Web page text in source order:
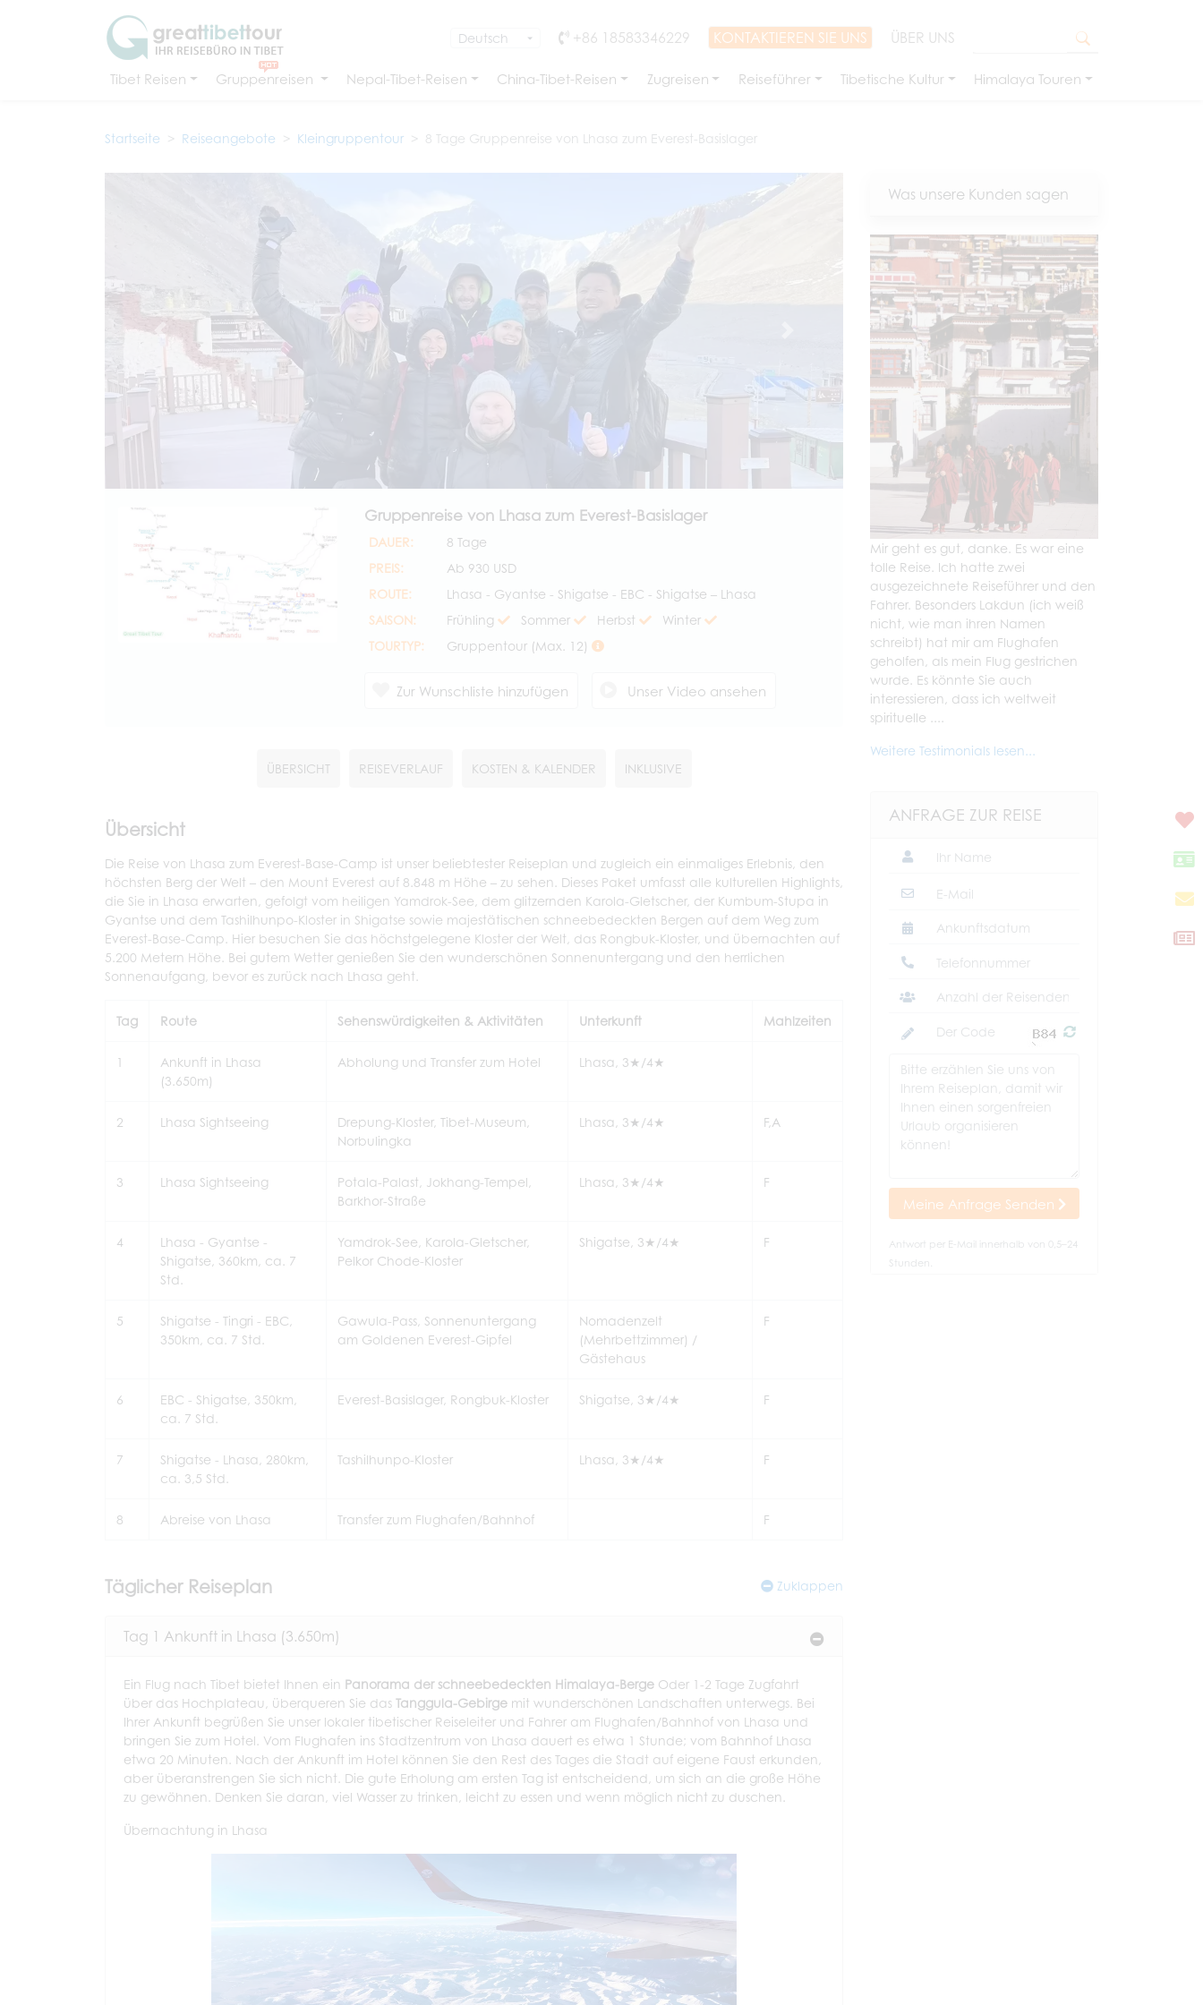
+86 18583346229 KONTAKTIEREN SIE UNS ÜBER UNS
Tibet Reisen Gruppenreisen Nepal-Tibet-Reisen China-Tibet-Reisen Zugreisen Reiseführer Tibetische Kultur Himalaya Touren
Startseite Reiseangebote Kleingruppentour 8 Tage Gruppenreise von Lhasa zum Everest-Basislager
Gruppenreise von Lhasa zum Everest-Basislager
DAUER:
8 Tage
PREIS:
Ab 930 USD
ROUTE:
Lhasa - Gyantse - Shigatse - EBC - Shigatse – Lhasa
SAISON:
Frühling Sommer Herbst
Winter
TOURTYP:
Gruppentour (Max. 12)
Zur Wunschliste hinzufügen Unser Video ansehen
ÜBERSICHT REISEVERLAUF KOSTEN & KALENDER INKLUSIVE
Übersicht
Die Reise von Lhasa zum Everest-Base-Camp ist unser beliebtester Reiseplan und zugleich ein einmaliges Erlebnis, den
höchsten Berg der Welt – den Mount Everest auf 8.848 m Höhe – zu sehen. Dieses Paket umfasst alle kulturellen Highlights,
die Sie in Lhasa erwarten, gefolgt vom heiligen Yamdrok-See, dem glitzernden Karola-Gletscher, der Kumbum-Stupa in
Gyantse und dem Tashilhunpo-Kloster in Shigatse sowie majestätischen schneebedeckten Bergen auf dem Weg zum
Everest-Base-Camp. Hier besuchen Sie das höchstgelegene Kloster der Welt, das Rongbuk-Kloster, und übernachten auf
5.200 Metern Höhe. Bei gutem Wetter genießen Sie den wunderschönen Sonnenuntergang und den herrlichen
Sonnenaufgang, bevor es zurück nach Lhasa geht.
Tag Route Sehenswürdigkeiten & Aktivitäten Unterkunft Mahlzeiten
1
Ankunft in Lhasa
(3.650m)
Abholung und Transfer zum Hotel Lhasa, 3★/4★
2 Lhasa Sightseeing
Drepung-Kloster, Tibet-Museum,
Norbulingka
Lhasa, 3★/4★ F,A
3 Lhasa Sightseeing
Potala-Palast, Jokhang-Tempel,
Barkhor-Straße
Lhasa, 3★/4★ F
4
Lhasa - Gyantse -
Shigatse, 360km, ca. 7
Std.
Yamdrok-See, Karola-Gletscher,
Pelkor Chode-Kloster
Shigatse, 3★/4★ F
5
Shigatse - Tingri - EBC,
350km, ca. 7 Std.
Gawula-Pass, Sonnenuntergang
am Goldenen Everest-Gipfel
Nomadenzelt
(Mehrbettzimmer) /
Gästehaus
F
6
EBC - Shigatse, 350km,
ca. 7 Std.
Everest-Basislager, Rongbuk-Kloster Shigatse, 3★/4★ F
7
Shigatse - Lhasa, 280km,
ca. 3,5 Std.
Tashilhunpo-Kloster Lhasa, 3★/4★ F
8 Abreise von Lhasa Transfer zum Flughafen/Bahnhof F
Täglicher Reiseplan Zuklappen
Tag 1 Ankunft in Lhasa (3.650m)
Ein Flug nach Tibet bietet Ihnen ein Panorama der schneebedeckten Himalaya-Berge Oder 1-2 Tage Zugfahrt
über das Hochplateau, überqueren Sie das Tanggula-Gebirge mit wunderschönen Landschaften unterwegs. Bei
Ihrer Ankunft begrüßen Sie unser lokaler tibetischer Reiseleiter und Fahrer am Flughafen/Bahnhof von Lhasa und
bringen Sie zum Hotel. Vom Flughafen ins Stadtzentrum von Lhasa dauert es etwa 1 Stunde; vom Bahnhof Lhasa
etwa 20 Minuten. Nach der Ankunft im Hotel können Sie den Rest des Tages die Stadt auf eigene Faust erkunden,
aber überanstrengen Sie sich nicht. Die gute Erholung am ersten Tag ist entscheidend, um sich an die große Höhe
zu gewöhnen. Denken Sie daran, viel Wasser zu trinken, leicht zu essen und wenn möglich nicht zu duschen.
Übernachtung in Lhasa
Was unsere Kunden sagen
Mir geht es gut, danke. Es war eine
tolle Reise. Ich hatte zwei
ausgezeichnete Reiseführer und den
Fahrer. Besonders Lakdun (ich weiß
nicht, wie man ihren Namen
schreibt) hat mir am Flughafen
geholfen, als mein Flug gestrichen
wurde. Es könnte Sie auch
interessieren, dass ich weltweit
spirituelle ....
Weitere Testimonials lesen...
ANFRAGE ZUR REISE
Meine Anfrage Senden
Antwort per E-Mail innerhalb von 0,5–24
Stunden.